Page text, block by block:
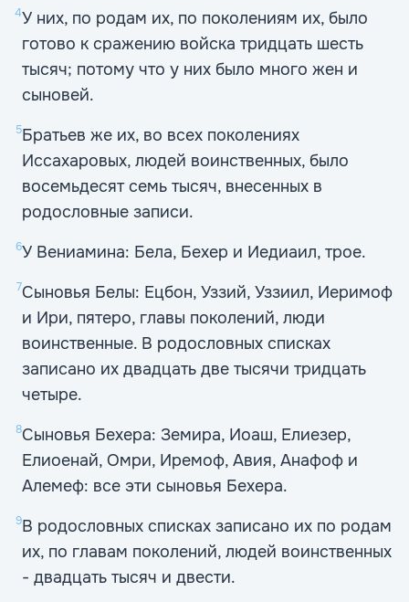
4У них, по родам их, по поколениям их, было
готово к сражению войска тридцать шесть
тысяч; потому что у них было много жен и
сыновей.
5Братьев же их, во всех поколениях
Иссахаровых, людей воинственных, было
восемьдесят семь тысяч, внесенных в
родословные записи.
6У Вениамина: Бела, Бехер и Иедиаил, трое.
7Сыновья Белы: Ецбон, Уззий, Уззиил, Иеримоф
и Ири, пятеро, главы поколений, люди
воинственные. В родословных списках
записано их двадцать две тысячи тридцать
четыре.
8Сыновья Бехера: Земира, Иоаш, Елиезер,
Елиоенай, Омри, Иремоф, Авия, Анафоф и
Алемеф: все эти сыновья Бехера.
9В родословных списках записано их по родам
их, по главам поколений, людей воинственных
- двадцать тысяч и двести.